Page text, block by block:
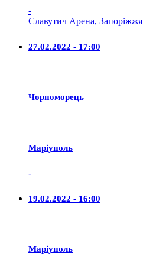
-
Славутич Арена, Запоріжжя
27.02.2022 - 17:00
Чорноморець
Маріуполь
-
19.02.2022 - 16:00
Маріуполь